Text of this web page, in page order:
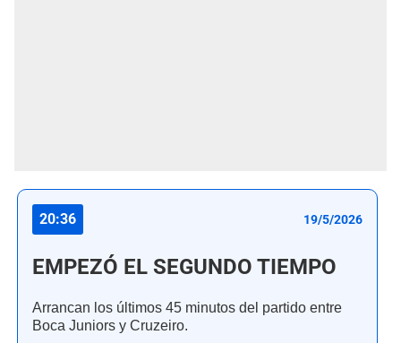
20:36 19/5/2026
EMPEZÓ EL SEGUNDO TIEMPO
Arrancan los últimos 45 minutos del partido entre
Boca Juniors y Cruzeiro.